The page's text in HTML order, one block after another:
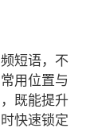
短语，不
用位置与
既能提升
快速锁定